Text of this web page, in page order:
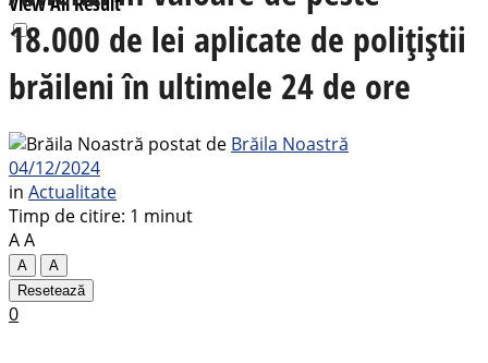
18.000 de lei aplicate de polițiștii
brăileni în ultimele 24 de ore
postat de Brăila Noastră
04/12/2024
in Actualitate
Timp de citire: 1 minut
AA
A
A
Resetează
0